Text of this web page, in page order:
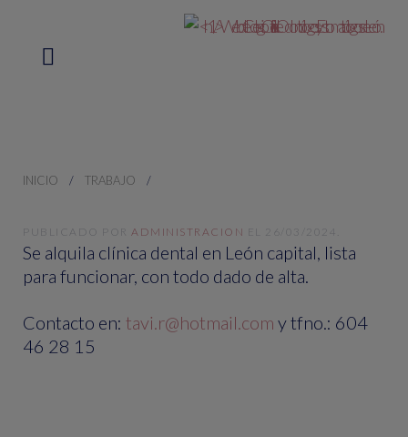
INICIO TRABAJO
PUBLICADO POR ADMINISTRACION EL 26/03/2024
Se alquila clínica dental en León capital, lista
para funcionar, con todo dado de alta.
Contacto en: tavi.r@hotmail.com y tfno.: 604
46 28 15